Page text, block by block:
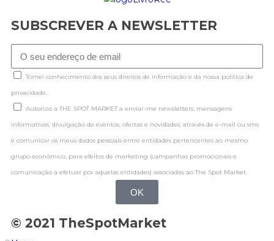
SUBSCREVER A NEWSLETTER
Tomei conhecimento dos seus direitos de informação e da nossa politica de
privacidade.
Autorizo a THE SPOT MARKET a enviar-me newsletters, mensagens
informativas, divulgação de eventos, ofertas e novidades, através de e-mail ou sms
e comunicar os meus dados pessoais entre entidades pertencentes ao mesmo
grupo económico, para efeitos de marketing (campanhas promocionais e
comunicação a efetuar por aquelas entidades) associadas ao The Spot Market.
OK
© 2021 TheSpotMarket